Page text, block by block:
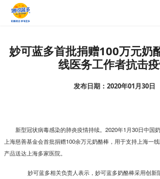
妙可蓝多首批捐赠100万元奶
线医务工作者抗击
发布日期：2020年01月30日
新型冠状病毒感染的肺炎疫情持续。2020年1月30日中国
上海慈善基金会首批捐赠100余万元奶酪棒，用于支持上海一
产品送达上海多家医院。
妙可蓝多相关负责人表示，妙可蓝多奶酪棒采用创新